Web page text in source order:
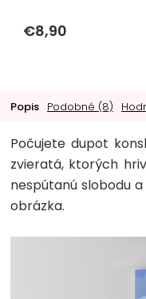
€8,90
Popis Podobné (8)
Počujete dupot
zvieratá, ktorých
nespútanú slobodu
obrázka.